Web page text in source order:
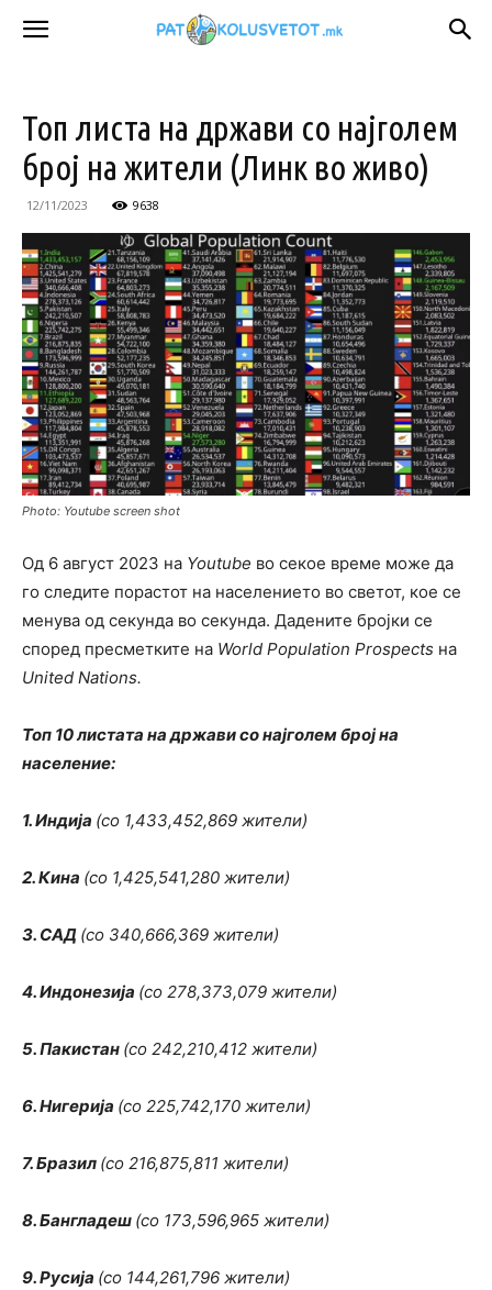
Топ листа на држави со најголем
број на жители (Линк во живо)
12/11/2023 9638
Photo: Youtube screen shot
Од 6 август 2023 на Youtube во секое време може да
го следите порастот на населението во светот, кое се
менува од секунда во секунда. Дадените бројки се
според пресметките на World Population Prospects на
United Nations.
Топ 10 листата на држави со најголем број на
население:
1. Индија (со 1,433,452,869 жители)
2. Кина (со 1,425,541,280 жители)
3. САД (со 340,666,369 жители)
4. Индонезија (со 278,373,079 жители)
5. Пакистан (со 242,210,412 жители)
6. Нигерија (со 225,742,170 жители)
7. Бразил (со 216,875,811 жители)
8. Бангладеш (со 173,596,965 жители)
9. Русија (со 144,261,796 жители)